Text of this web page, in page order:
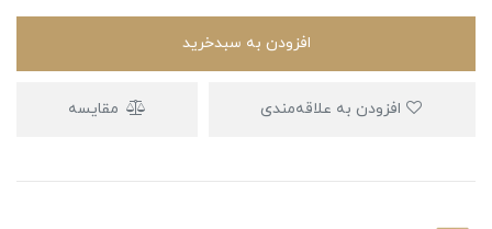
افزودن به سبدخرید
مقایسه